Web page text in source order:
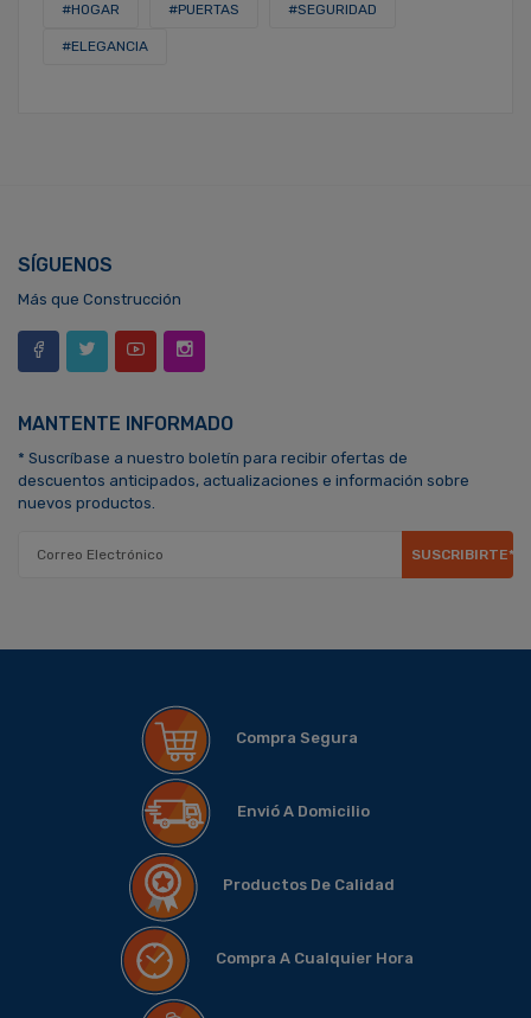
#HOGAR #PUERTAS #SEGURIDAD
#ELEGANCIA
SÍGUENOS
Más que Construcción
MANTENTE INFORMADO
* Suscríbase a nuestro boletín para recibir ofertas de
descuentos anticipados, actualizaciones e información sobre
nuevos productos.
SUSCRIBIRTE*
Compra Segura
Envió A Domicilio
Productos De Calidad
Compra A Cualquier Hora